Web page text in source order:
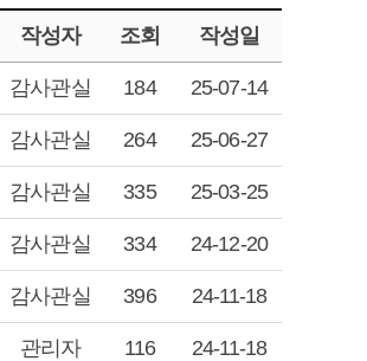
작성자 조회 작성일
감사관실 184 25-07-14
감사관실 264 25-06-27
감사관실 335 25-03-25
감사관실 334 24-12-20
감사관실 396 24-11-18
관리자 116 24-11-18